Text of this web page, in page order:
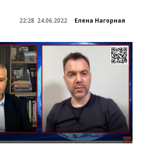
22:28 24.06.2022 Елена Нагорная